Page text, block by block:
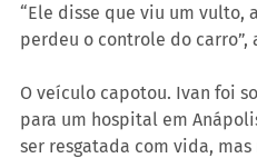
“Ele disse que viu um vulto,
perdeu o controle do carro”,
O veículo capotou. Ivan foi
para um hospital em
ser resgatada com vida,